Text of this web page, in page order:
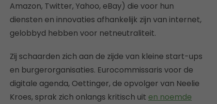
Amazon, Twitter, Yahoo, eBay) die voor hun
diensten en innovaties afhankelijk zijn van internet,
gelobbyd hebben voor netneutraliteit.
Zij schaarden zich aan de zijde van kleine start-ups
en burgerorganisaties. Eurocommissaris voor de
digitale agenda, Oettinger, de opvolger van Neelie
Kroes, sprak zich onlangs kritisch uit en noemde